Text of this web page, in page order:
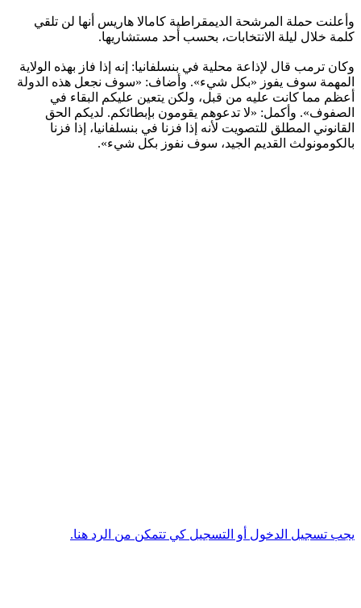
وأعلنت حملة المرشحة الديمقراطية كامالا هاريس أنها لن تلقي
كلمة خلال ليلة الانتخابات، بحسب أحد مستشاريها.
وكان ترمب قال لإذاعة محلية في بنسلفانيا: إنه إذا فاز بهذه الولاية
المهمة سوف يفوز «بكل شيء». وأضاف: «سوف نجعل هذه الدولة
أعظم مما كانت عليه من قبل، ولكن يتعين عليكم البقاء في
الصفوف». وأكمل: «لا تدعوهم يقومون بإبطائكم. لديكم الحق
القانوني المطلق للتصويت لأنه إذا فزنا في بنسلفانيا، إذا فزنا
بالكومونولث القديم الجيد، سوف نفوز بكل شيء».
يجب تسجيل الدخول أو التسجيل كي تتمكن من الرد هنا.